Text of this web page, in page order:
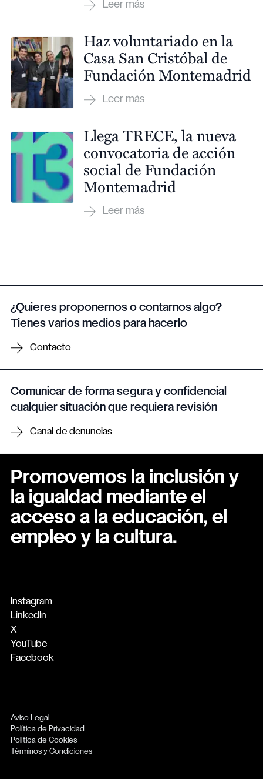
Haz voluntariado en la
Casa San Cristóbal de
Fundación Montemadrid
Llega TRECE, la nueva
convocatoria de acción
social de Fundación
Montemadrid
¿Quieres proponernos o contarnos algo?
Tienes varios medios para hacerlo
Contacto
Comunicar de forma segura y confidencial
cualquier situación que requiera revisión
Canal de denuncias
Promovemos la inclusión y
la igualdad mediante el
acceso a la educación, el
empleo y la cultura.
Instagram
LinkedIn
X
YouTube
Facebook
Aviso Legal
Política de Privacidad
Política de Cookies
Términos y Condiciones